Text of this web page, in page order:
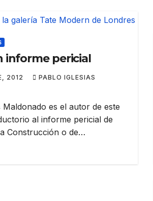
informe pericial
2012
PABLO IGLESIAS
Maldonado es el autor de este
al informe pericial de
Construcción o de…